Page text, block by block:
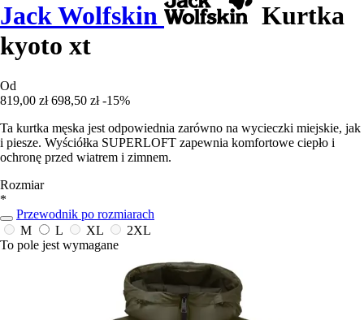
Jack Wolfskin
Kurtka
kyoto xt
Od
819,00 zł 698,50 zł -15%
Ta kurtka męska jest odpowiednia zarówno na wycieczki miejskie, jak
i piesze. Wyściółka SUPERLOFT zapewnia komfortowe ciepło i
ochronę przed wiatrem i zimnem.
Rozmiar
*
Przewodnik po rozmiarach
M
L XL
2XL
To pole jest wymagane